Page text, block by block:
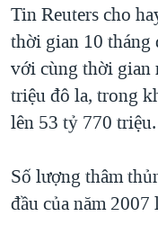
ĐỜI SỐNG
KINH TẾ
KHOA HỌC
THỂ THAO
GIÁO DỤC
MỘT NĂM CHIẾN
GIẢI MÃ VÀNH ĐAI
NGÀY TỊ NẠN THẾ
TRỊNH VĨNH BÌNH -
NGHE
MẠNG XÃ HỘI
Tin Reuters cho
thời gian 10 tháng
với cùng thời gian
triệu đô la, trong
lên 53 tỷ 770 triệu.
Số lượng thâm
đầu của năm